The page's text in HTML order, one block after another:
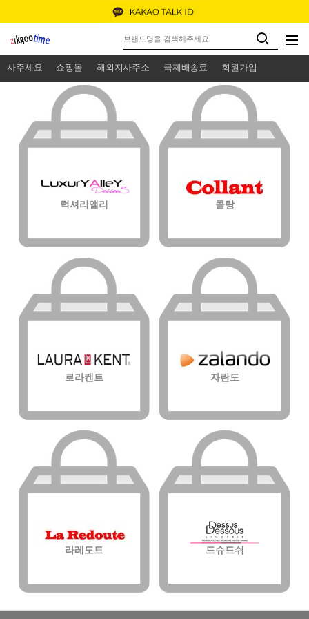
사주세요 쇼핑몰 해외지사주소 국제배송료 회원가입
럭셔리앨리 콜랑
로라켄트 자란도
라레도트 드슈드쉬